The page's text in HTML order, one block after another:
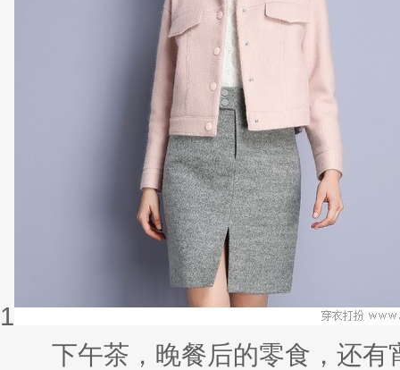
1
下午茶，晚餐后的零食，还有